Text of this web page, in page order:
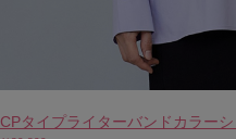
CPタイプライターバンドカラーシ